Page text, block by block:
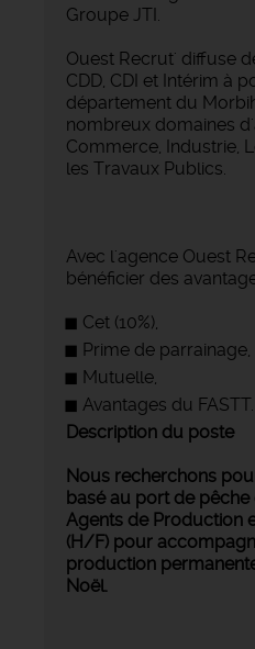
Groupe JTI.
Ouest Recrut' diffuse
CDD, CDI et Intérim à
département du
nombreux domaines
Commerce, Industrie,
les Travaux Publics.
Avec l'agence Ouest
bénéficier des
Cet (10%),
Prime de parrainage,
Mutuelle,
Avantages du FASTT.
Description du poste
Nous recherchons
basé au port de pêche
Agents de Production
(H/F) pour
production
Noël.